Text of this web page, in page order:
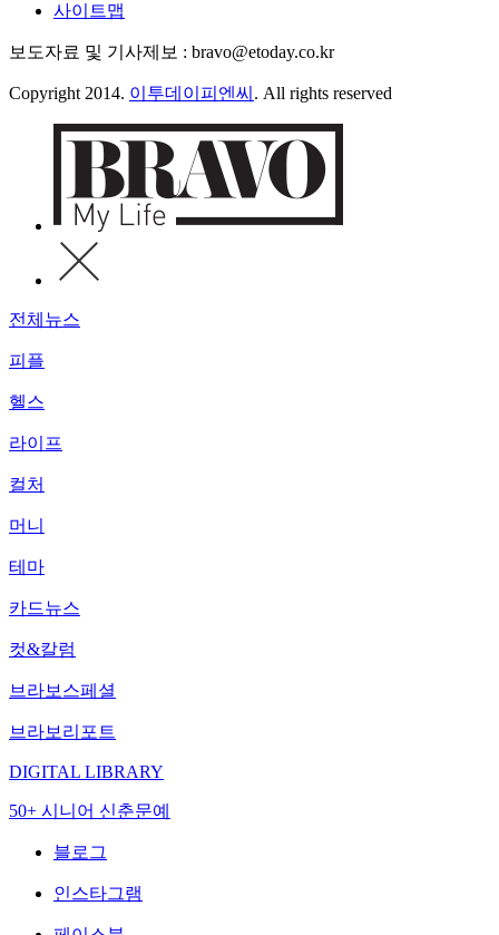
사이트맵
보도자료 및 기사제보 : bravo@etoday.co.kr
Copyright 2014. 이투데이피엔씨 . All rights reserved
전체뉴스
피플
헬스
라이프
컬처
머니
테마
카드뉴스
컷&칼럼
브라보스페셜
브라보리포트
DIGITAL LIBRARY
50+ 시니어 신춘문예
블로그
인스타그램